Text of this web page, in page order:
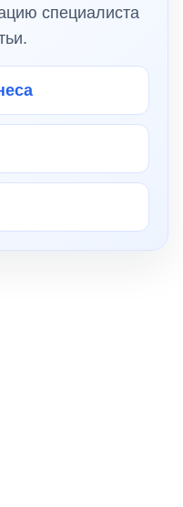
специалиста